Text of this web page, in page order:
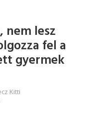
nem lesz
fel a
gyermek
Kitti